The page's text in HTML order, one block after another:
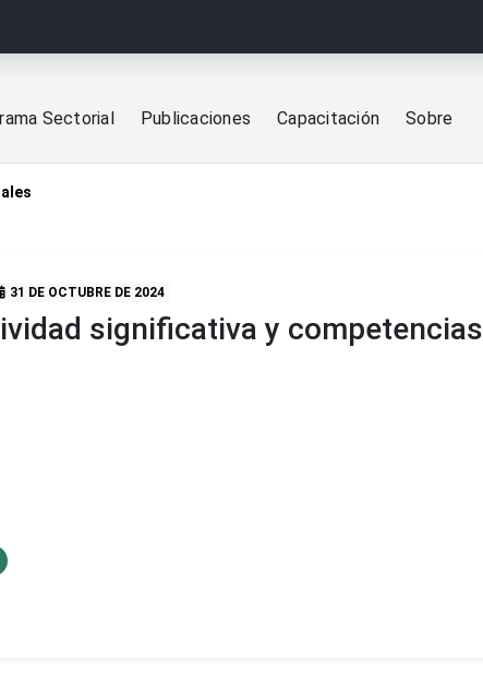
Sectorial Publicaciones Capacitación Sobre
31 DE OCTUBRE DE 2024
significativa y competencias